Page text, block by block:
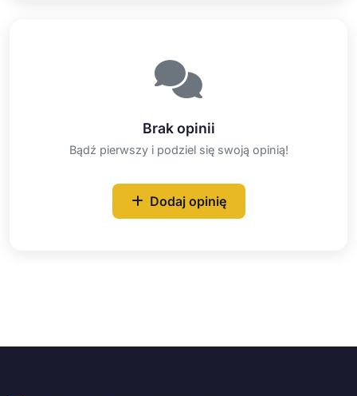
Brak opinii
Bądź pierwszy i podziel się swoją opinią!
Dodaj opinię